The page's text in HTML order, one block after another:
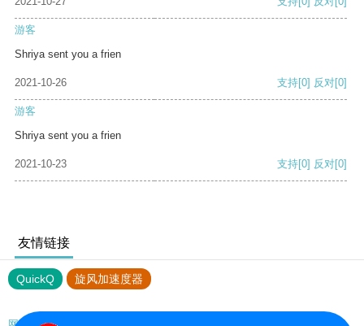
游客
Shriya sent you a frien
2021-10-26 支持[0] 反对[0]
游客
Shriya sent you a frien
2021-10-23 支持[0] 反对[0]
友情链接
QuickQ 旋风加速度器